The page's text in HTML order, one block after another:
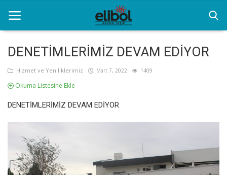
Anasayfa
İletişim
Özel Transfer Hizmeti
DENETİMLERİMİZ DEVAM EDİYOR
Hizmet ve Yeniliklerimiz Mart 7, 2022 1409
Okuma Listesine Ekle
DENETİMLERİMİZ DEVAM EDİYOR